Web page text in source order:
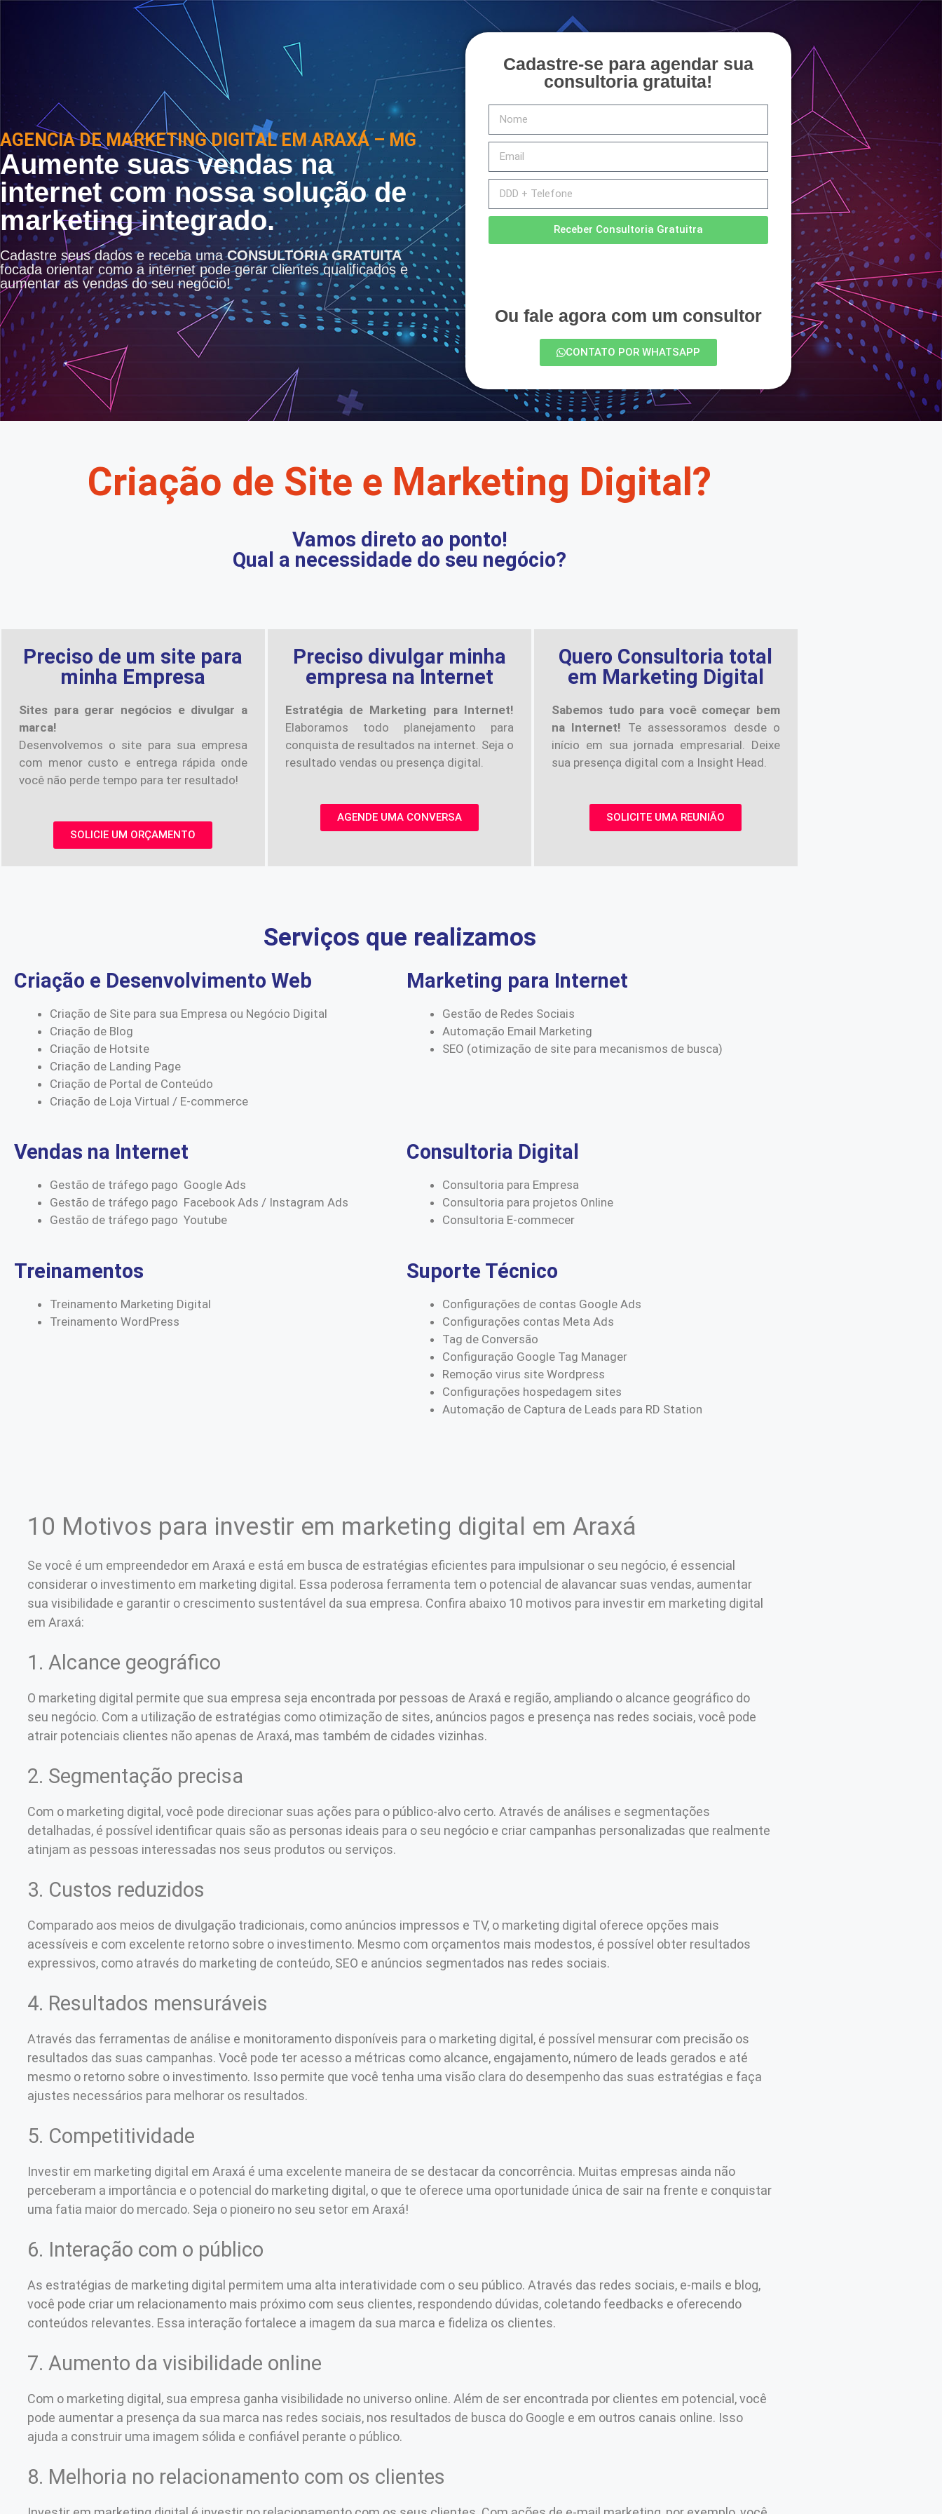
AGENCIA DE MARKETING DIGITAL EM ARAXÁ – MG
Aumente suas vendas na
internet com nossa solução de
marketing integrado.
Cadastre seus dados e receba umaCONSULTORIA GRATUITA
focada orientar como a internet pode gerar clientes qualificados e
aumentar as vendas do seu negócio!
Cadastre-se para agendar sua
consultoria gratuita!
Receber Consultoria Gratuitra
Ou fale agora com um consultor
CONTATO POR WHATSAPP
Criação de Site e Marketing Digital?
Vamos direto ao ponto!
Qual a necessidade do seu negócio?
Preciso de um site para
minha Empresa
Sites para gerar negócios e divulgar a
marca!
Desenvolvemos o site para sua empresa
com menor custo e entrega rápida onde
você não perde tempo para ter resultado!
SOLICIE UM ORÇAMENTO
Preciso divulgar minha
empresa na Internet
Estratégia de Marketing para Internet!
Elaboramos todo planejamento para
conquista de resultados na internet. Seja o
resultado vendas ou presença digital.
AGENDE UMA CONVERSA
Quero Consultoria total
em Marketing Digital
Sabemos tudo para você começar bem
na Internet! Te assessoramos desde o
início em sua jornada empresarial. Deixe
sua presença digital com a Insight Head.
SOLICITE UMA REUNIÃO
Serviços que realizamos
Criação e Desenvolvimento Web
Criação de Site para sua Empresa ou Negócio Digital
Criação de Blog
Criação de Hotsite
Criação de Landing Page
Criação de Portal de Conteúdo
Criação de Loja Virtual / E-commerce
Marketing para Internet
Gestão de Redes Sociais
Automação Email Marketing
SEO (otimização de site para mecanismos de busca)
Vendas na Internet
Gestão de tráfego pago Google Ads
Gestão de tráfego pago Facebook Ads / Instagram Ads
Gestão de tráfego pago Youtube
Consultoria Digital
Consultoria para Empresa
Consultoria para projetos Online
Consultoria E-commecer
Treinamentos
Treinamento Marketing Digital
Treinamento WordPress
Suporte Técnico
Configurações de contas Google Ads
Configurações contas Meta Ads
Tag de Conversão
Configuração Google Tag Manager
Remoção virus site Wordpress
Configurações hospedagem sites
Automação de Captura de Leads para RD Station
10 Motivos para investir em marketing digital em Araxá
Se você é um empreendedor em Araxá e está em busca de estratégias eficientes para impulsionar o seu negócio, é essencial
considerar o investimento em marketing digital. Essa poderosa ferramenta tem o potencial de alavancar suas vendas, aumentar
sua visibilidade e garantir o crescimento sustentável da sua empresa. Confira abaixo 10 motivos para investir em marketing digital
em Araxá:
1. Alcance geográfico
O marketing digital permite que sua empresa seja encontrada por pessoas de Araxá e região, ampliando o alcance geográfico do
seu negócio. Com a utilização de estratégias como otimização de sites, anúncios pagos e presença nas redes sociais, você pode
atrair potenciais clientes não apenas de Araxá, mas também de cidades vizinhas.
2. Segmentação precisa
Com o marketing digital, você pode direcionar suas ações para o público-alvo certo. Através de análises e segmentações
detalhadas, é possível identificar quais são as personas ideais para o seu negócio e criar campanhas personalizadas que realmente
atinjam as pessoas interessadas nos seus produtos ou serviços.
3. Custos reduzidos
Comparado aos meios de divulgação tradicionais, como anúncios impressos e TV, o marketing digital oferece opções mais
acessíveis e com excelente retorno sobre o investimento. Mesmo com orçamentos mais modestos, é possível obter resultados
expressivos, como através do marketing de conteúdo, SEO e anúncios segmentados nas redes sociais.
4. Resultados mensuráveis
Através das ferramentas de análise e monitoramento disponíveis para o marketing digital, é possível mensurar com precisão os
resultados das suas campanhas. Você pode ter acesso a métricas como alcance, engajamento, número de leads gerados e até
mesmo o retorno sobre o investimento. Isso permite que você tenha uma visão clara do desempenho das suas estratégias e faça
ajustes necessários para melhorar os resultados.
5. Competitividade
Investir em marketing digital em Araxá é uma excelente maneira de se destacar da concorrência. Muitas empresas ainda não
perceberam a importância e o potencial do marketing digital, o que te oferece uma oportunidade única de sair na frente e conquistar
uma fatia maior do mercado. Seja o pioneiro no seu setor em Araxá!
6. Interação com o público
As estratégias de marketing digital permitem uma alta interatividade com o seu público. Através das redes sociais, e-mails e blog,
você pode criar um relacionamento mais próximo com seus clientes, respondendo dúvidas, coletando feedbacks e oferecendo
conteúdos relevantes. Essa interação fortalece a imagem da sua marca e fideliza os clientes.
7. Aumento da visibilidade online
Com o marketing digital, sua empresa ganha visibilidade no universo online. Além de ser encontrada por clientes em potencial, você
pode aumentar a presença da sua marca nas redes sociais, nos resultados de busca do Google e em outros canais online. Isso
ajuda a construir uma imagem sólida e confiável perante o público.
8. Melhoria no relacionamento com os clientes